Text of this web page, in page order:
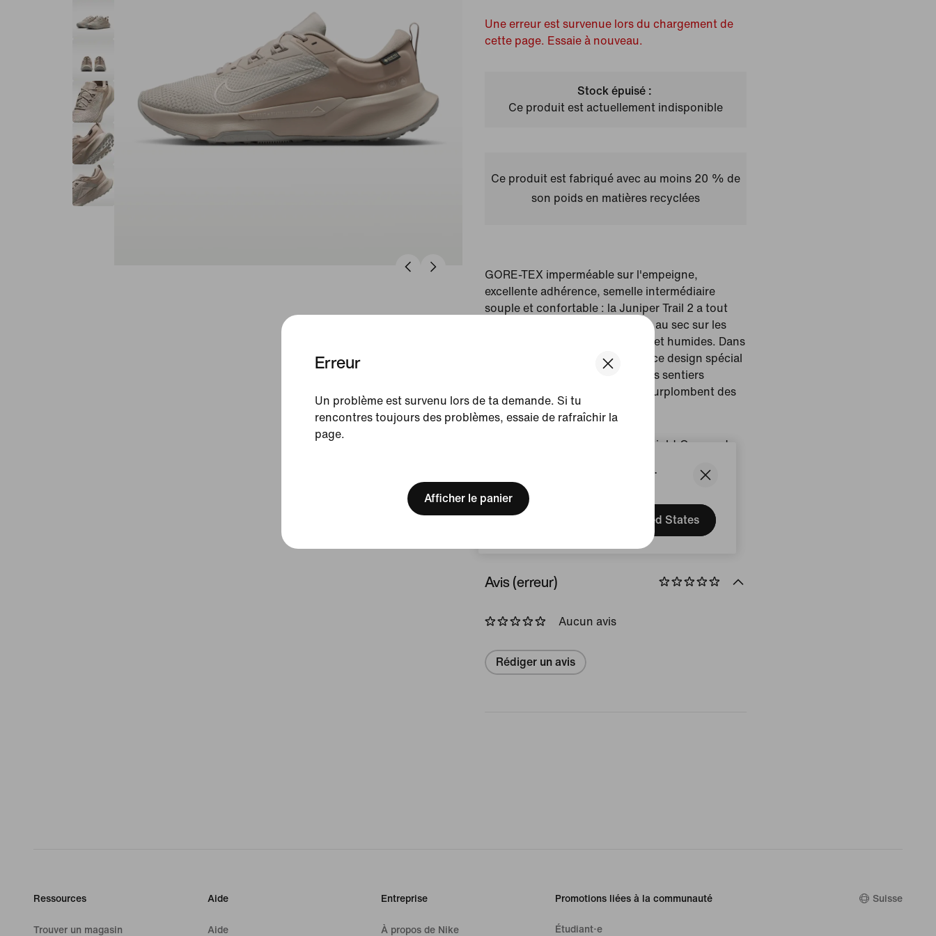
We think you are in United States.
Update your location?
United States
Erreur
Un problème est survenu lors de ta demande. Si tu
rencontres toujours des problèmes, essaie de rafraîchir la
page.
Afficher le panier
Une erreur est survenue lors du chargement de
cette page. Essaie à nouveau.
Stock épuisé :
Ce produit est actuellement indisponible
Ce produit est fabriqué avec au moins 20 % de
son poids en matières recyclées
GORE-TEX imperméable sur l'empeigne,
excellente adhérence, semelle intermédiaire
souple et confortable : la Juniper Trail 2 a tout
pour elle. Les pieds restent bien au sec sur les
sentiers de trail les plus boueux et humides. Dans
le cadre de notre série #IYKYK, ce design spécial
te transporte en Australie, sur les sentiers
rocailleux du Two Bay Trail qui surplombent des
eaux turquoise.
Cream II/Light Orewood
Article :
Pays/Région d'origine : Viêt Nam
Avis (erreur)
Aucun avis
Rédiger un avis
Ressources
Trouver un magasin
Aide
Aide
Entreprise
À propos de Nike
Promotions liées à la communauté
Étudiant·e
Suisse